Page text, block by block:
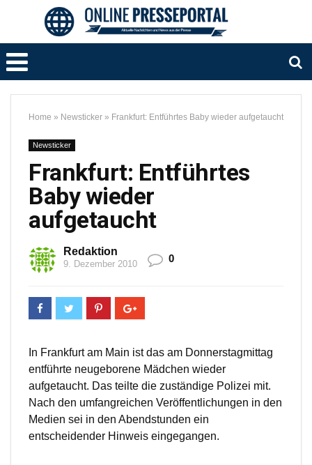
Home » Newsticker » Frankfurt: Entführtes Baby wieder aufgetaucht
Newsticker
Frankfurt: Entführtes
Baby wieder
aufgetaucht
Redaktion
9. Dezember 2010 0
In Frankfurt am Main ist das am Donnerstagmittag
entführte neugeborene Mädchen wieder
aufgetaucht. Das teilte die zuständige Polizei mit.
Nach den umfangreichen Veröffentlichungen in den
Medien sei in den Abendstunden ein
entscheidender Hinweis eingegangen.